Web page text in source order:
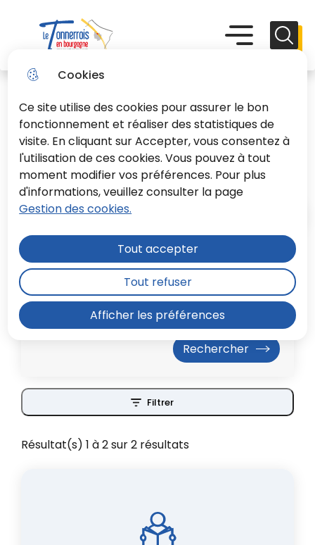
Cookies
Ce site utilise des cookies pour assurer le bon
fonctionnement et réaliser des statistiques de
visite. En cliquant sur Accepter, vous consentez à
l'utilisation de ces cookies. Vous pouvez à tout
moment modifier vos préférences. Pour plus
d'informations, veuillez consulter la page
Gestion des cookies.
Afficher les préférences
Tout accepter
Tout refuser
au
menu
Aller à la
recherche
principal
le plan du
Menu principal Menu
Test import
Moteur de recherche
Filtrer
Résultat(s) 1 à 2 sur 2 résultats